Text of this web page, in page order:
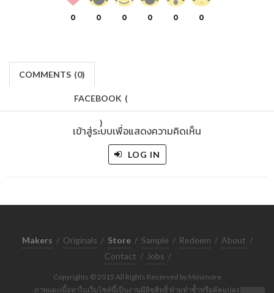
0 0 0 0 0 0
COMMENTS (0)
FACEBOOK (
)
เข้าสู่ระบบเพื่อแสดงความคิดเห็น
LOG IN
Makers / Originals / Store / Sample / Redeem / About /
Contact / Jobs /
Copyrights © 2015 All Rights Reserved by Minimore
ภาพและเนื้อหาในเว็บไซต์นี้เป็นงานมีลิขสิทธิ์ ห้ามทำซ้ำหรือดัดแปลง